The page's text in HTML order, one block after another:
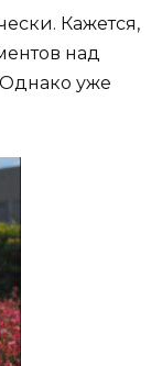
Кажется,
над
уже